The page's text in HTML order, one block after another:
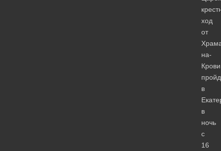
ход
от
на-
Крови
в
в
ночь
с
16